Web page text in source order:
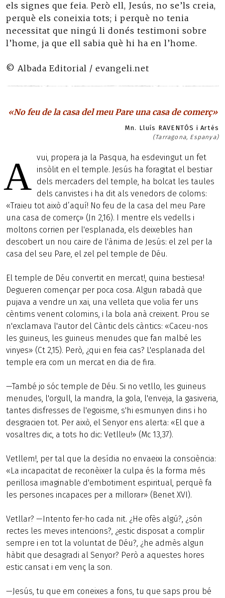
els signes que feia. Però ell, Jesús, no se’ls creia,
perquè els coneixia tots; i perquè no tenia
necessitat que ningú li donés testimoni sobre
l’home, ja que ell sabia què hi ha en l’home.
© Albada Editorial / evangeli.net
«No feu de la casa del meu Pare una casa de comerç»
Mn. Lluís RAVENTÓS i Artés
(Tarragona, Espanya)
A vui, propera ja la Pasqua, ha esdevingut un fet
insòlit en el temple. Jesús ha foragitat el bestiar
dels mercaders del temple, ha bolcat les taules
dels canvistes i ha dit als venedors de coloms:
«Traieu tot això d’aquí! No feu de la casa del meu Pare
una casa de comerç» (Jn 2,16). I mentre els vedells i
moltons corrien per l'esplanada, els deixebles han
descobert un nou caire de l'ànima de Jesús: el zel per la
casa del seu Pare, el zel pel temple de Déu.
El temple de Déu convertit en mercat!, quina bestiesa!
Degueren començar per poca cosa. Algun rabadà que
pujava a vendre un xai, una velleta que volia fer uns
cèntims venent colomins, i la bola anà creixent. Prou se
n'exclamava l'autor del Càntic dels càntics: «Caceu-nos
les guineus, les guineus menudes que fan malbé les
vinyes» (Ct 2,15). Però, ¿qui en feia cas? L'esplanada del
temple era com un mercat en dia de fira.
—També jo sóc temple de Déu. Si no vetllo, les guineus
menudes, l'orgull, la mandra, la gola, l'enveja, la gasiveria,
tantes disfresses de l'egoisme, s'hi esmunyen dins i ho
desgracien tot. Per això, el Senyor ens alerta: «El que a
vosaltres dic, a tots ho dic: Vetlleu!» (Mc 13,37).
Vetllem!, per tal que la desídia no envaeixi la consciència:
«La incapacitat de reconèixer la culpa és la forma més
perillosa imaginable d'embotiment espiritual, perquè fa
les persones incapaces per a millorar» (Benet XVI).
Vetllar? —Intento fer-ho cada nit. ¿He ofès algú?, ¿són
rectes les meves intencions?, ¿estic disposat a complir
sempre i en tot la voluntat de Déu?, ¿he admès algun
hàbit que desagradi al Senyor? Però a aquestes hores
estic cansat i em venç la son.
—Jesús, tu que em coneixes a fons, tu que saps prou bé